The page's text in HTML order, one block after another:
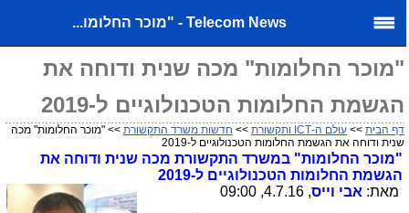
Telecom News - "מוכר החלומו...
"מוכר החלומות" מכה שנית ודוחה את
הגשמת החלומות הטכנולוגיים ל-2019
דף הבית>> עולם ה-ICT ותקשורת >> חדשות משרד התקשורת>> "מוכר החלומות" מכה
שנית ודוחה את הגשמת החלומות הטכנולוגיים ל-2019
"מוכר החלומות" במשרד התקשורת מכה שנית ודוחה את
הגשמת החלומות הטכנולוגיים ל-2019
מאת: אבי וייס, 4.7.16, 09:00